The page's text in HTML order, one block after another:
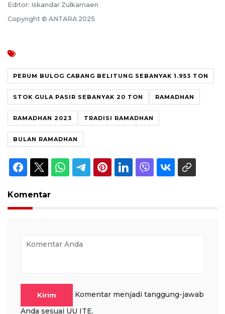
Editor: Iskandar Zulkarnaen
Copyright © ANTARA 2025
PERUM BULOG CABANG BELITUNG SEBANYAK 1.953 TON
STOK GULA PASIR SEBANYAK 20 TON RAMADHAN
RAMADHAN 2023 TRADISI RAMADHAN
BULAN RAMADHAN
Komentar
Kirim
Komentar menjadi tanggung-jawab
Anda sesuai UU ITE.